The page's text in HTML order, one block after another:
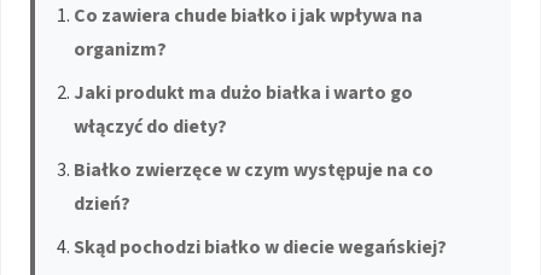
Co zawiera chude białko i jak wpływa na
organizm?
Jaki produkt ma dużo białka i warto go
włączyć do diety?
Białko zwierzęce w czym występuje na co
dzień?
Skąd pochodzi białko w diecie wegańskiej?